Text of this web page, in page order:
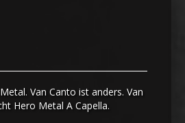
Van Canto ist anders. Van
Hero Metal A Capella.